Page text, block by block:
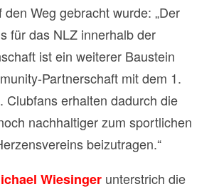
Weg gebracht wurde: „Der
für das NLZ innerhalb der
ist ein weiterer Baustein
Partnerschaft mit dem 1.
Clubfans erhalten dadurch die
nachhaltiger zum sportlichen
beizutragen.“
Wiesinger unterstrich die